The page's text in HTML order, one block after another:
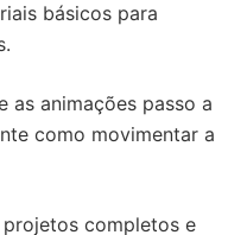
básicos para
as animações passo a
como movimentar a
completos e